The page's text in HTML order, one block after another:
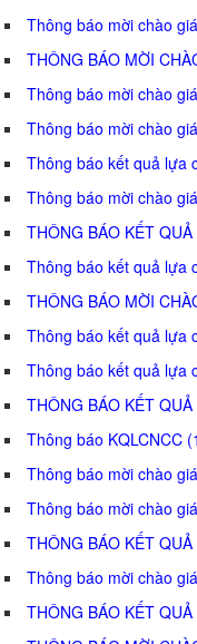
Thông báo mời chào giá
THÔNG BÁO MỜI
Thông báo mời chào
Thông báo mời chào
Thông báo kết quả lựa
Thông báo mời chào giá
THÔNG BÁO KẾT
Thông báo kết quả lựa
THÔNG BÁO MỜI
Thông báo kết quả lựa
Thông báo kết quả lựa
THÔNG BÁO KẾT QUẢ
Thông báo KQLCNCC
Thông báo mời chào giá
Thông báo mời chào giá
THÔNG BÁO KẾT
Thông báo mời chào giá
THÔNG BÁO KẾT